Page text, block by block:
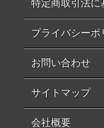
特定商取引法に
プライバシーポ
お問い合わせ
サイトマップ
会社概要